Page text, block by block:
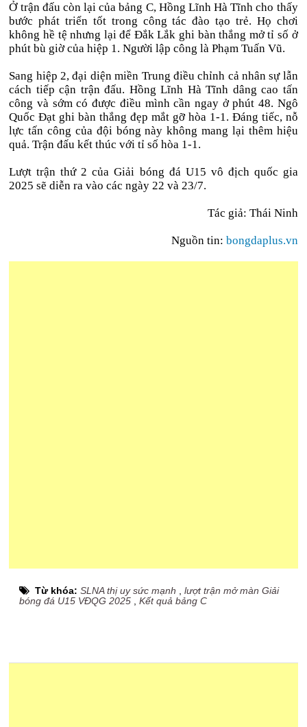
Ở trận đấu còn lại của bảng C, Hồng Lĩnh Hà Tĩnh cho thấy
bước phát triển tốt trong công tác đào tạo trẻ. Họ chơi
không hề tệ nhưng lại để Đắk Lắk ghi bàn thắng mở tỉ số ở
phút bù giờ của hiệp 1. Người lập công là Phạm Tuấn Vũ.
Sang hiệp 2, đại diện miền Trung điều chỉnh cả nhân sự lẫn
cách tiếp cận trận đấu. Hồng Lĩnh Hà Tĩnh dâng cao tấn
công và sớm có được điều mình cần ngay ở phút 48. Ngô
Quốc Đạt ghi bàn thắng đẹp mắt gỡ hòa 1-1. Đáng tiếc, nỗ
lực tấn công của đội bóng này không mang lại thêm hiệu
quả. Trận đấu kết thúc với tỉ số hòa 1-1.
Lượt trận thứ 2 của Giải bóng đá U15 vô địch quốc gia
2025 sẽ diễn ra vào các ngày 22 và 23/7.
Tác giả: Thái Ninh
Nguồn tin: bongdaplus.vn
Từ khóa:SLNA thị uy sức mạnh ,lượt trận mở màn Giải
bóng đá U15 VĐQG 2025 ,Kết quả bảng C